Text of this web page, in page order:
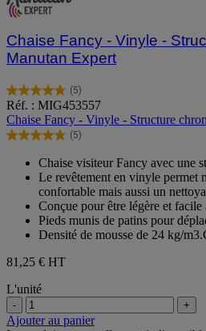
Chaise Fancy - Vinyle -
Manutan Expert
(5)
4.8
sur
5
étoiles.
avis
Réf. : MIG453557
Chaise Fancy - Vinyle - Structure
(5)
4.8
étoiles.
Chaise visiteur Fancy avec une
Le revêtement en vinyle permet
confortable mais aussi un
Conçue pour être légère et facile
Pieds munis de patins pour
Densité de mousse de 24 kg/
81,25 € HT
L'unité
- +
Ajouter au panier